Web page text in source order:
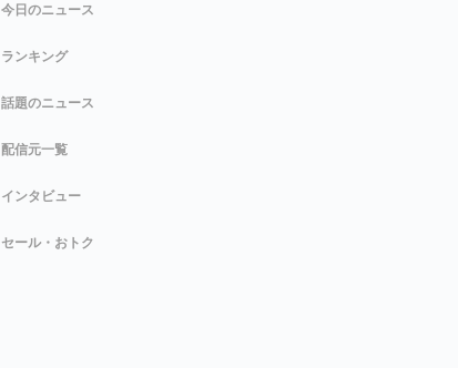
今日のニュース
ランキング
話題のニュース
配信元一覧
インタビュー
セール・おトク